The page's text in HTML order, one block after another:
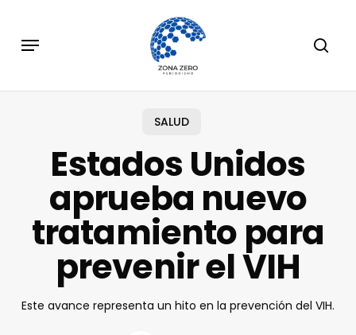
main
Menu
SALUD
Estados Unidos
aprueba nuevo
tratamiento para
prevenir el VIH
Este avance representa un hito en la prevención del VIH.